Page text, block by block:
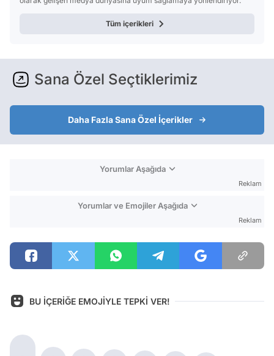
Tüm içerikleri
Sana Özel Seçtiklerimiz
Daha Fazla Sana Özel İçerikler
Yorumlar Aşağıda
Reklam
Yorumlar ve Emojiler Aşağıda
Reklam
BU İÇERİĞE EMOJİYLE TEPKİ VER!